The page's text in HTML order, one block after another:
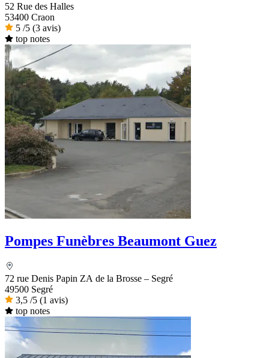
52 Rue des Halles
53400 Craon
5 /5 (3 avis)
top notes
Pompes Funèbres Beaumont Guez
72 rue Denis Papin ZA de la Brosse – Segré
49500 Segré
3,5 /5 (1 avis)
top notes